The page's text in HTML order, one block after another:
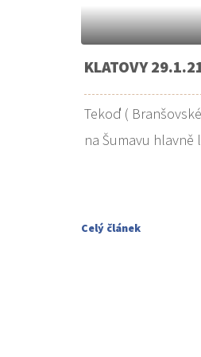
KLATOVY
Tekoď (
na Šumavu
Celý článek